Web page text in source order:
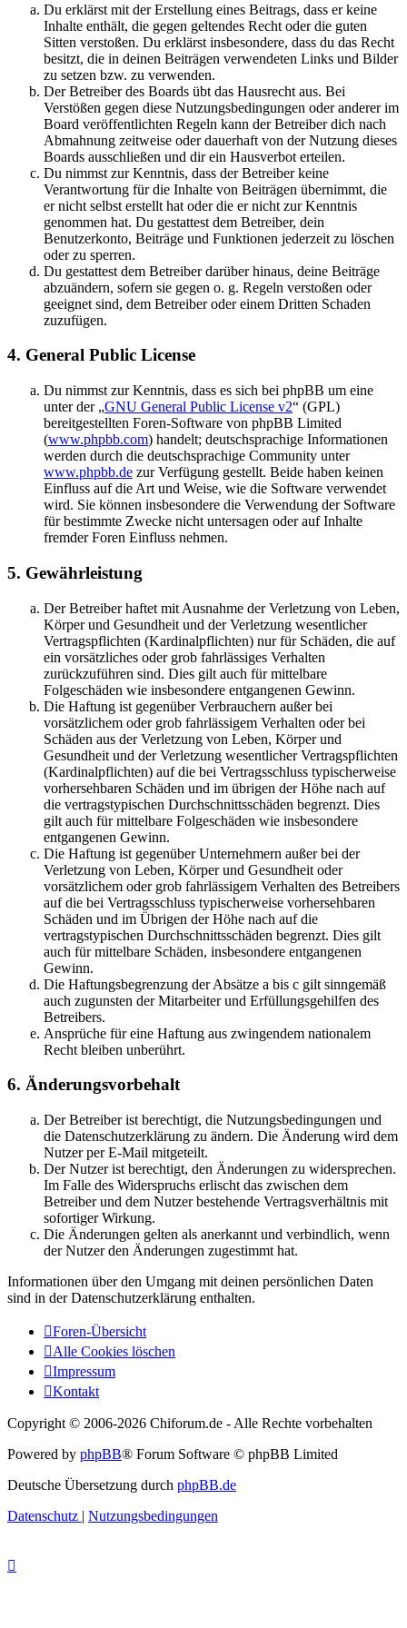
Du erklärst mit der Erstellung eines Beitrags, dass er keine
Inhalte enthält, die gegen geltendes Recht oder die guten
Sitten verstoßen. Du erklärst insbesondere, dass du das Recht
besitzt, die in deinen Beiträgen verwendeten Links und Bilder
zu setzen bzw. zu verwenden.
Der Betreiber des Boards übt das Hausrecht aus. Bei
Verstößen gegen diese Nutzungsbedingungen oder anderer im
Board veröffentlichten Regeln kann der Betreiber dich nach
Abmahnung zeitweise oder dauerhaft von der Nutzung dieses
Boards ausschließen und dir ein Hausverbot erteilen.
Du nimmst zur Kenntnis, dass der Betreiber keine
Verantwortung für die Inhalte von Beiträgen übernimmt, die
er nicht selbst erstellt hat oder die er nicht zur Kenntnis
genommen hat. Du gestattest dem Betreiber, dein
Benutzerkonto, Beiträge und Funktionen jederzeit zu löschen
oder zu sperren.
Du gestattest dem Betreiber darüber hinaus, deine Beiträge
abzuändern, sofern sie gegen o. g. Regeln verstoßen oder
geeignet sind, dem Betreiber oder einem Dritten Schaden
zuzufügen.
4. General Public License
Du nimmst zur Kenntnis, dass es sich bei phpBB um eine
unter der „GNU General Public License v2“ (GPL)
bereitgestellten Foren-Software von phpBB Limited
(www.phpbb.com) handelt; deutschsprachige Informationen
werden durch die deutschsprachige Community unter
www.phpbb.de zur Verfügung gestellt. Beide haben keinen
Einfluss auf die Art und Weise, wie die Software verwendet
wird. Sie können insbesondere die Verwendung der Software
für bestimmte Zwecke nicht untersagen oder auf Inhalte
fremder Foren Einfluss nehmen.
5. Gewährleistung
Der Betreiber haftet mit Ausnahme der Verletzung von Leben,
Körper und Gesundheit und der Verletzung wesentlicher
Vertragspflichten (Kardinalpflichten) nur für Schäden, die auf
ein vorsätzliches oder grob fahrlässiges Verhalten
zurückzuführen sind. Dies gilt auch für mittelbare
Folgeschäden wie insbesondere entgangenen Gewinn.
Die Haftung ist gegenüber Verbrauchern außer bei
vorsätzlichem oder grob fahrlässigem Verhalten oder bei
Schäden aus der Verletzung von Leben, Körper und
Gesundheit und der Verletzung wesentlicher Vertragspflichten
(Kardinalpflichten) auf die bei Vertragsschluss typischerweise
vorhersehbaren Schäden und im übrigen der Höhe nach auf
die vertragstypischen Durchschnittsschäden begrenzt. Dies
gilt auch für mittelbare Folgeschäden wie insbesondere
entgangenen Gewinn.
Die Haftung ist gegenüber Unternehmern außer bei der
Verletzung von Leben, Körper und Gesundheit oder
vorsätzlichem oder grob fahrlässigem Verhalten des Betreibers
auf die bei Vertragsschluss typischerweise vorhersehbaren
Schäden und im Übrigen der Höhe nach auf die
vertragstypischen Durchschnittsschäden begrenzt. Dies gilt
auch für mittelbare Schäden, insbesondere entgangenen
Gewinn.
Die Haftungsbegrenzung der Absätze a bis c gilt sinngemäß
auch zugunsten der Mitarbeiter und Erfüllungsgehilfen des
Betreibers.
Ansprüche für eine Haftung aus zwingendem nationalem
Recht bleiben unberührt.
6. Änderungsvorbehalt
Der Betreiber ist berechtigt, die Nutzungsbedingungen und
die Datenschutzerklärung zu ändern. Die Änderung wird dem
Nutzer per E-Mail mitgeteilt.
Der Nutzer ist berechtigt, den Änderungen zu widersprechen.
Im Falle des Widerspruchs erlischt das zwischen dem
Betreiber und dem Nutzer bestehende Vertragsverhältnis mit
sofortiger Wirkung.
Die Änderungen gelten als anerkannt und verbindlich, wenn
der Nutzer den Änderungen zugestimmt hat.
Informationen über den Umgang mit deinen persönlichen Daten
sind in der Datenschutzerklärung enthalten.
Foren-Übersicht
Alle Cookies löschen
Impressum
Kontakt
Copyright © 2006-2026 Chiforum.de - Alle Rechte vorbehalten
Powered by phpBB® Forum Software © phpBB Limited
Deutsche Übersetzung durch phpBB.de
Datenschutz | Nutzungsbedingungen